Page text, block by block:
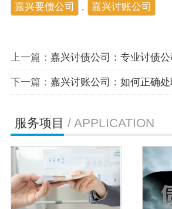
嘉兴要债公司 , ​嘉兴讨账公司
上一篇： 嘉兴讨债公司：专业讨债
下一篇： 嘉兴讨账公司：如何正确
服务项目 / APPLICATION